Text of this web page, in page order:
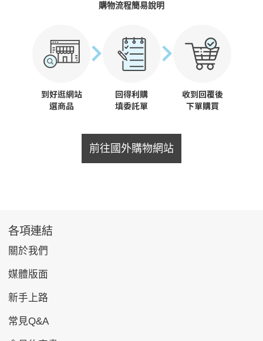
購物流程簡易說明
前往國外購物網站
各項連結
關於我們
媒體版面
新手上路
常見Q&A